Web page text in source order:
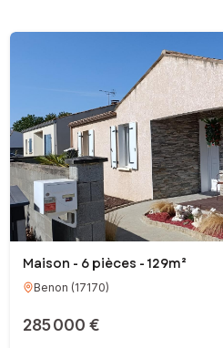
Maison - 6 pièces - 129m²
Benon (17170)
285 000 €